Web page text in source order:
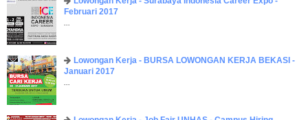
Februari 2017
...
Lowongan Kerja - BURSA LOWONGAN KERJA BEKASI -
Januari 2017
...